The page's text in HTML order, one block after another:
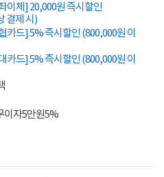
이체] 20,000원 즉시할인
결제 시)
카드] 5% 즉시할인 (800,000원 이
카드] 5% 즉시할인 (800,000원 이
이자5만원5%